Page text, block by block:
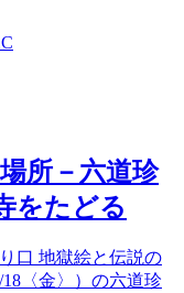
所－六道珍
をたどる
口 地獄絵と伝説の
〈金〉）の六道珍